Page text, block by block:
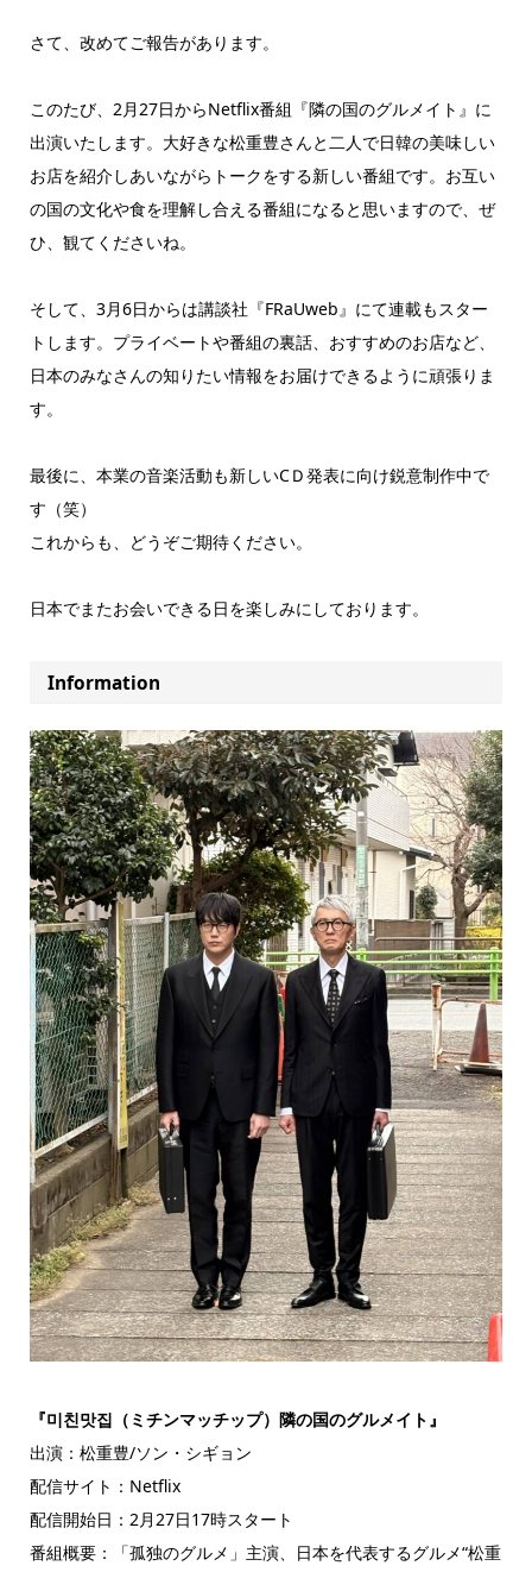
さて、改めてご報告があります。
このたび、2月27日からNetflix番組『隣の国のグルメイト』に
出演いたします。大好きな松重豊さんと二人で日韓の美味しい
お店を紹介しあいながらトークをする新しい番組です。お互い
の国の文化や食を理解し合える番組になると思いますので、ぜ
ひ、観てくださいね。
そして、3月6日からは講談社『FRaUweb』にて連載もスター
トします。プライベートや番組の裏話、おすすめのお店など、
日本のみなさんの知りたい情報をお届けできるように頑張りま
す。
最後に、本業の音楽活動も新しいCＤ発表に向け鋭意制作中で
す（笑）
これからも、どうぞご期待ください。
日本でまたお会いできる日を楽しみにしております。
Information
『미친맛집（ミチンマッチップ）隣の国のグルメイト』
出演：松重豊/ソン・シギョン
配信サイト：Netflix
配信開始日：2月27日17時スタート
番組概要：「孤独のグルメ」主演、日本を代表するグルメ“松重